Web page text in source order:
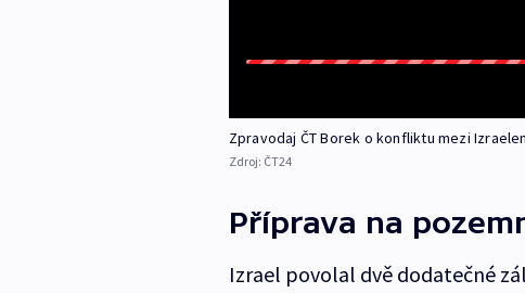
Zpravodaj ČT Borek o konfliktu mezi
Zdroj: ČT24
Příprava na
Izrael povolal dvě dodatečné